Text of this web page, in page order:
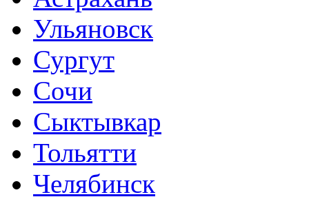
Ульяновск
Сургут
Сочи
Сыктывкар
Тольятти
Челябинск